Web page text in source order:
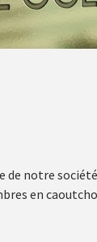
de notre
en